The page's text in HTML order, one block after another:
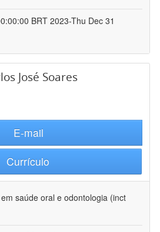
BRT 2023-Thu Dec 31
José Soares
E-mail
Currículo
saúde oral e odontologia (inct